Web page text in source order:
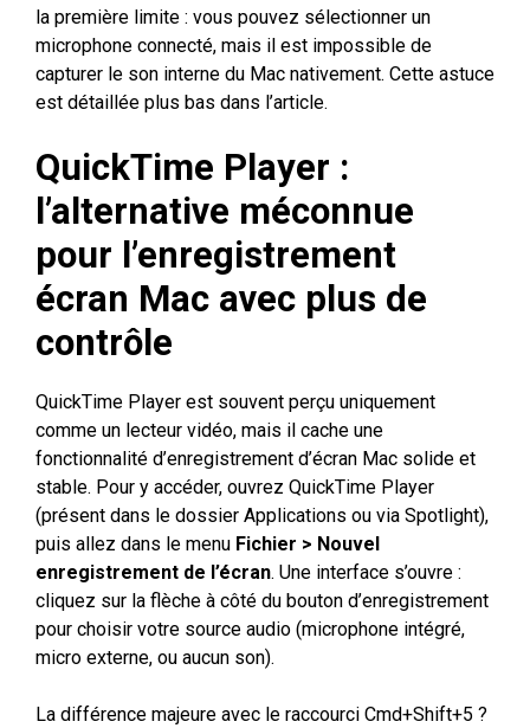
la première limite : vous pouvez sélectionner un
microphone connecté, mais il est impossible de
capturer le son interne du Mac nativement. Cette astuce
est détaillée plus bas dans l’article.
QuickTime Player :
l’alternative méconnue
pour l’enregistrement
écran Mac avec plus de
contrôle
QuickTime Player est souvent perçu uniquement
comme un lecteur vidéo, mais il cache une
fonctionnalité d’enregistrement d’écran Mac solide et
stable. Pour y accéder, ouvrez QuickTime Player
(présent dans le dossier Applications ou via Spotlight),
puis allez dans le menu Fichier > Nouvel
enregistrement de l’écran. Une interface s’ouvre :
cliquez sur la flèche à côté du bouton d’enregistrement
pour choisir votre source audio (microphone intégré,
micro externe, ou aucun son).
La différence majeure avec le raccourci Cmd+Shift+5 ?